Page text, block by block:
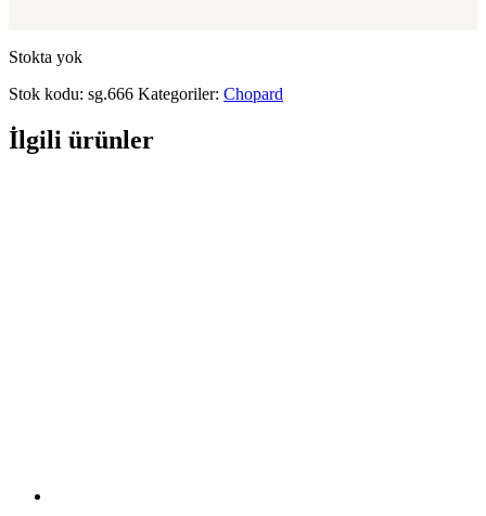
Stokta yok
Stok kodu: sg.666 Kategoriler: Chopard
İlgili ürünler